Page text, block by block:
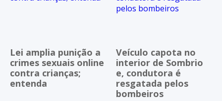
Lei amplia punição a
crimes sexuais online
contra crianças;
entenda
Veículo capota no
interior de Sombrio
e, condutora é
resgatada pelos
bombeiros